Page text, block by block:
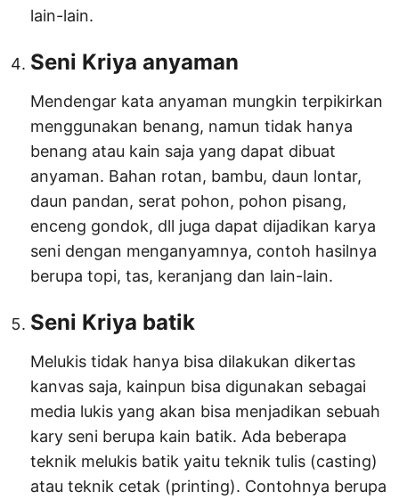
lain-lain.
Seni Kriya anyaman
Mendengar kata anyaman mungkin terpikirkan
menggunakan benang, namun tidak hanya
benang atau kain saja yang dapat dibuat
anyaman. Bahan rotan, bambu, daun lontar,
daun pandan, serat pohon, pohon pisang,
enceng gondok, dll juga dapat dijadikan karya
seni dengan menganyamnya, contoh hasilnya
berupa topi, tas, keranjang dan lain-lain.
Seni Kriya batik
Melukis tidak hanya bisa dilakukan dikertas
kanvas saja, kainpun bisa digunakan sebagai
media lukis yang akan bisa menjadikan sebuah
kary seni berupa kain batik. Ada beberapa
teknik melukis batik yaitu teknik tulis (casting)
atau teknik cetak (printing). Contohnya berupa